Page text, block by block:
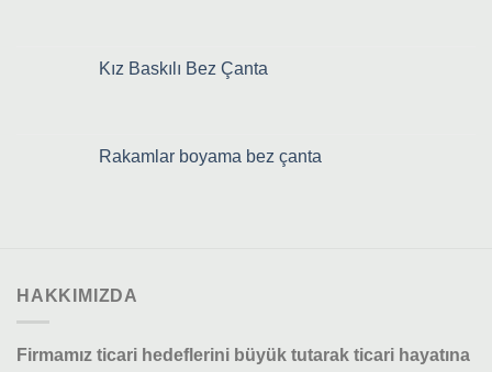
Kız Baskılı Bez Çanta
Rakamlar boyama bez çanta
HAKKIMIZDA
Firmamız ticari hedeflerini büyük tutarak ticari hayatına